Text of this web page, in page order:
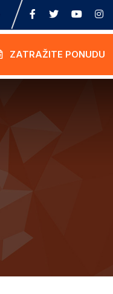
ZATRAŽITE PONUDU